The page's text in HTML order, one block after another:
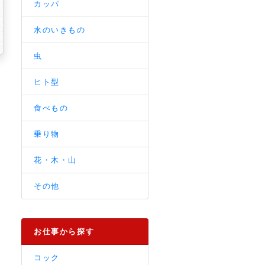
カッパ
水のいきもの
虫
ヒト型
食べもの
乗り物
花・木・山
その他
お仕事から探す
コック